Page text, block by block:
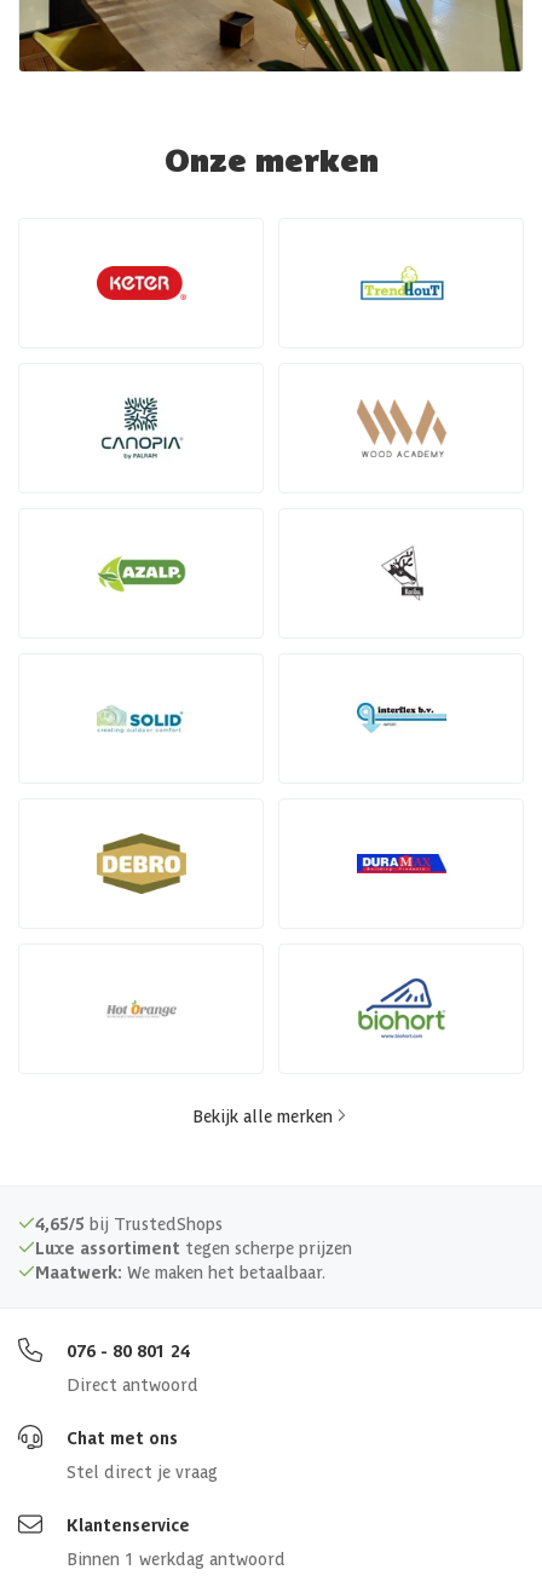
Onze merken
Bekijk alle merken
4,65/5 bij TrustedShops
Luxe assortiment tegen scherpe prijzen
Maatwerk: We maken het betaalbaar.
076 - 80 801 24
Direct antwoord
Chat met ons
Stel direct je vraag
Klantenservice
Binnen 1 werkdag antwoord